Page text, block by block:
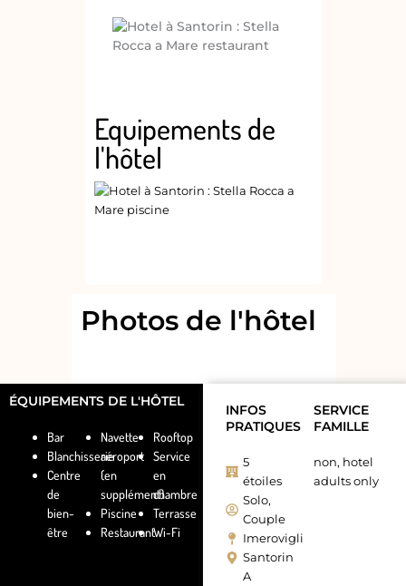
Equipements de
l'hôtel
Photos de l'hôtel
ÉQUIPEMENTS DE L'HÔTEL
Bar
Blanchisserie
Centre
de
bien-
être
Navette
aéroport
(en
supplément)
Piscine
Restaurant
Rooftop
Service
en
chambre
Terrasse
Wi-Fi
INFOS
PRATIQUES
5
étoiles
Solo,
Couple
Imerovigli
Santorin
A
SERVICE
FAMILLE
non, hotel
adults only